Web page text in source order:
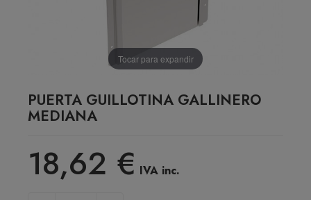
Tocar para expandir
PUERTA GUILLOTINA GALLINERO
MEDIANA
18,62 € IVA inc.